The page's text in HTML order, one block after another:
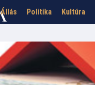
Állás Politika Kultúra